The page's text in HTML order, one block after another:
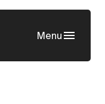
Menu